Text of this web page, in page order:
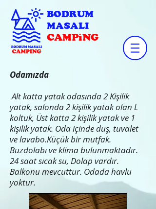
BODRUM
MASALI
CAMPiNG
Odamızda
Alt katta yatak odasında 2 Kişilik
yatak, salonda 2 kişilik yatak olan L
koltuk, Üst katta 2 kişilik yatak ve 1
kişilik yatak. Oda içinde duş, tuvalet
ve lavabo.Küçük bir mutfak.
Buzdolabı ve klima bulunmaktadır.
24 saat sıcak su, Dolap vardır.
Balkonu mevcuttur. Odada havlu
yoktur.